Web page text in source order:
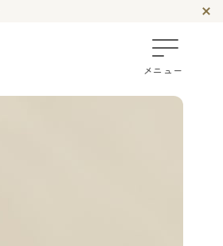
メニュー